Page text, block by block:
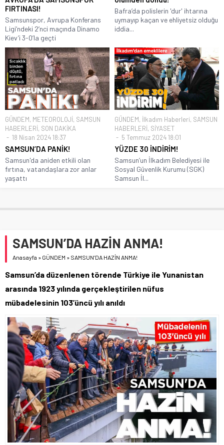
FIRTINASI!
Samsunspor, Avrupa Konferans
Ligi’ndeki 2’nci maçında Dinamo
Kiev’i 3-0’la geçti
Bafra’da polislerin 'dur' ihtarına
uymayıp kaçan ve ehliyetsiz olduğu
iddia...
GÜNDEM, METEOROLOJİ, SAMSUN
HABERLERİ, SON DAKİKA
18 Nisan 2024 18:37
SAMSUN’DA PANİK!
Samsun'da aniden etkili olan
fırtına, vatandaşlara zor anlar
yaşattı
GÜNDEM, İlkadım Haberleri, SAMSUN
HABERLERİ, SİYASET
5 Temmuz 2024 18:01
YÜZDE 30 İNDİRİM!
Samsun’un İlkadım Belediyesi ile
Sosyal Güvenlik Kurumu (SGK)
Samsun İl...
SAMSUN’DA HAZİN ANMA!
Anasayfa » GÜNDEM » SAMSUN’DA HAZİN ANMA!
Samsun’da düzenlenen törende Türkiye ile Yunanistan
arasında 1923 yılında gerçekleştirilen nüfus
mübadelesinin 103’üncü yılı anıldı